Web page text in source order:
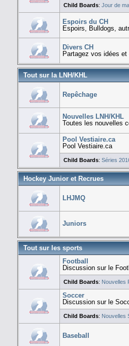
Child Boards:Jour de
Espoirs du CH
Espoirs, Bulldogs,
Divers CH
Partagez vos idées
Tout sur la LNH/KHL
Repêchage
Nouvelles LNH/KHL
Toutes les nouvelles
Pool Vestiaire.ca
Pool Vestiaire.ca
Child Boards:Séries
Hockey Junior et Recrues
LHJMQ
Juniors
Tout sur les sports
Football
Discussion sur le
Child Boards: Nouvelles
Soccer
Discussion sur le
Child Boards: Nouvelles
Baseball